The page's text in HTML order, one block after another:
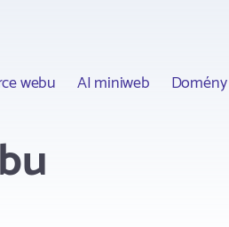
webu AI miniweb Domény